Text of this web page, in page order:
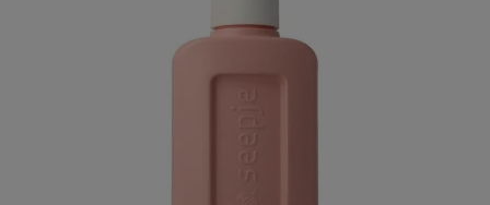
Uw winkelwagen is leeg.
Vul hem met producten.